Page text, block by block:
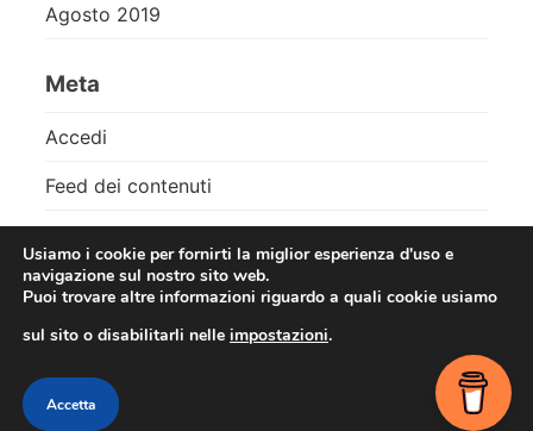
Agosto 2019
Meta
Accedi
Feed dei contenuti
WordPress.org
© 2026
Usiamo i cookie per fornirti la miglior esperienza d'uso e
navigazione sul nostro sito web.
Puoi trovare altre informazioni riguardo a quali cookie usiamo
sul sito o disabilitarli nelle impostazioni.
Accetta